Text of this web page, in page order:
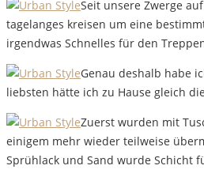
Seit unsere Zwerge
tagelanges kreisen um eine
irgendwas Schnelles für den
Genau deshalb habe
liebsten hätte ich zu Hause gleich
Zuerst wurden mit
einigem mehr wieder teilweise
Sprühlack und Sand wurde Schicht